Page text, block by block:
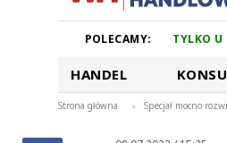
POLECAMY: TYLKO U
HANDEL
Strona główna > Specjał mocno